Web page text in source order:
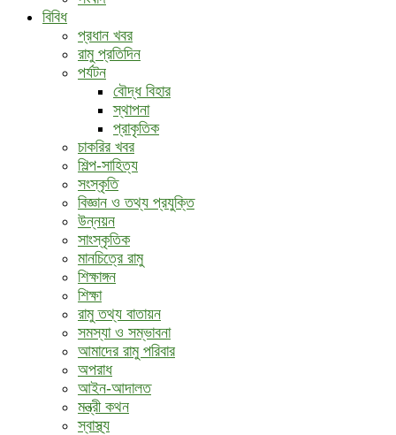
বিবিধ
প্রধান খবর
রামু প্রতিদিন
পর্যটন
বৌদ্ধ ‍বিহার
স্থাপনা
প্রাকৃতিক
চাকরির খবর
শিল্প-সাহিত্য
সংস্কৃতি
বিজ্ঞান ও তথ্য প্রযুক্তি
উন্নয়ন
সাংস্কৃতিক
মানচিত্রে রামু
শিক্ষাঙ্গন
শিক্ষা
রামু তথ্য বাতায়ন
সমস্যা ও সম্ভাবনা
আমাদের রামু পরিবার
অপরাধ
আইন-আদালত
মন্ত্রী কথন
স্বাস্থ্য